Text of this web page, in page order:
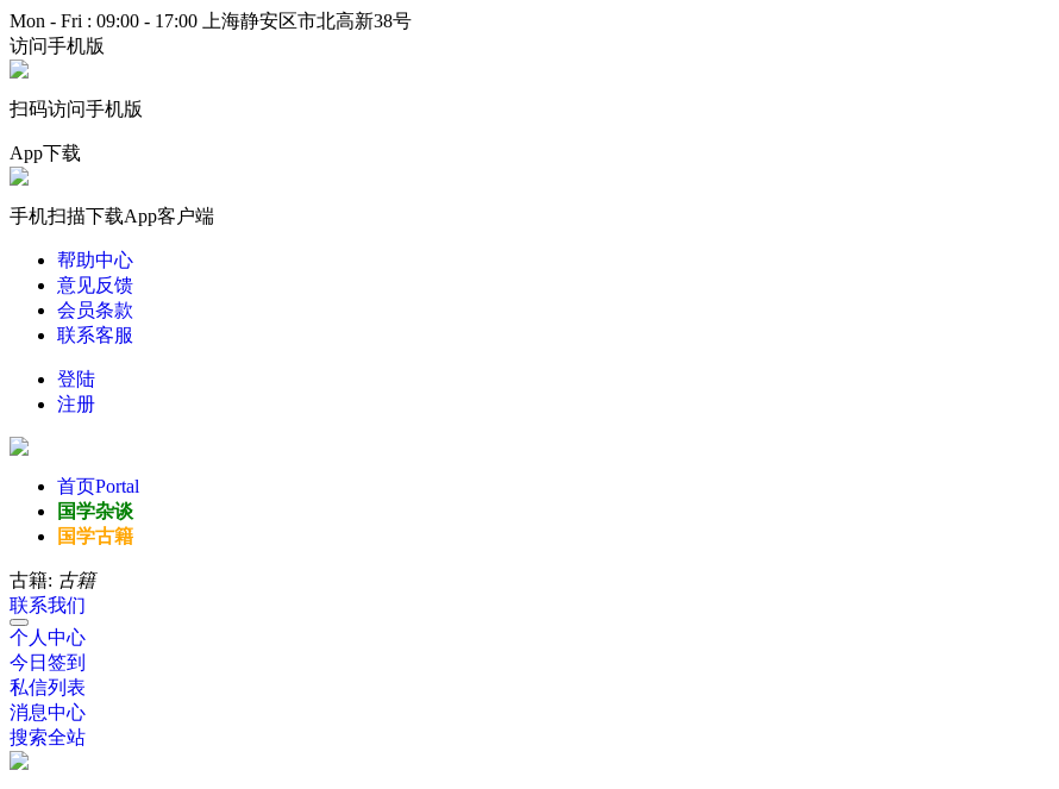
Mon - Fri : 09:00 - 17:00
上海静安区市北高新38号
访问手机版
扫码访问手机版
App下载
手机扫描下载App客户端
帮助中心
意见反馈
会员条款
联系客服
登陆
注册
首页Portal
国学杂谈
国学古籍
古籍: 古籍
联系我们
个人中心
今日签到
私信列表
消息中心
搜索全站